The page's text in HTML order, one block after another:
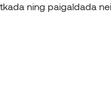
ning paigaldada